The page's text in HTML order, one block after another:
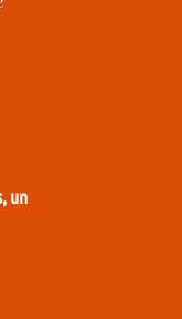
un